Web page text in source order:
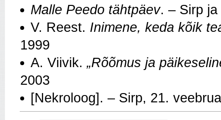
Malle Peedo tähtpäev. – Sirp ja
V. Reest. Inimene, keda kõik
1999
A. Viivik. „Rõõmus ja
2003
[Nekroloog]. – Sirp, 21.